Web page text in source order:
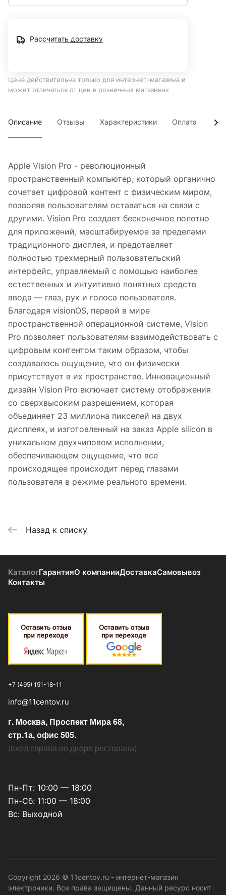
Рассчитать доставку
Цена действительна только для интернет-магазина и
может отличаться от цен в розничных магазинах
Описание Отзывы Характеристики Оплата
Apple Vision Pro - революционный
пространственный компьютер, который органично
сочетает цифровой контент с физическим миром,
позволяя пользователям оставаться на связи с
другими. Vision Pro создает бесконечное полотно
для приложений, масштабируемое за пределами
традиционного дисплея, и представляет
полностью трехмерный пользовательский
интерфейс, управляемый с помощью наиболее
естественных и интуитивно понятных средств
ввода — глаз, рук и голоса пользователя.
Благодаря visionOS, первой в мире
пространственной операционной системе, Vision
Pro позволяет пользователям взаимодействовать с
цифровым контентом таким образом, чтобы
создавалось ощущение, что он физически
присутствует в их пространстве. Инновационный
дизайн Vision Pro включает систему отображения
со сверхвысоким разрешением, которая
объединяет 23 миллиона пикселей на двух
дисплеях, и изготовленный на заказ Apple silicon в
уникальном двухчиповом исполнении,
обеспечивающем ощущение, что все
происходящее происходит перед глазами
пользователя в режиме реального времени.
Назад к списку
КаталогГарантияО компанииДоставкаСамовывоз
Контакты
+7 (495) 151-18-11
info@11centov.ru
г. Москва, Проспект Мира 68,
стр.1а, офис 505.
(вход справа во дворе ресторана)
Пн-Пт: 10:00 — 18:00
Пн-Сб: 11:00 — 18:00
Вс: Выходной
Copyright 2026 © 11centov.ru - интернет-магазин
электроники. Все права защищены. Данный ресурс носит